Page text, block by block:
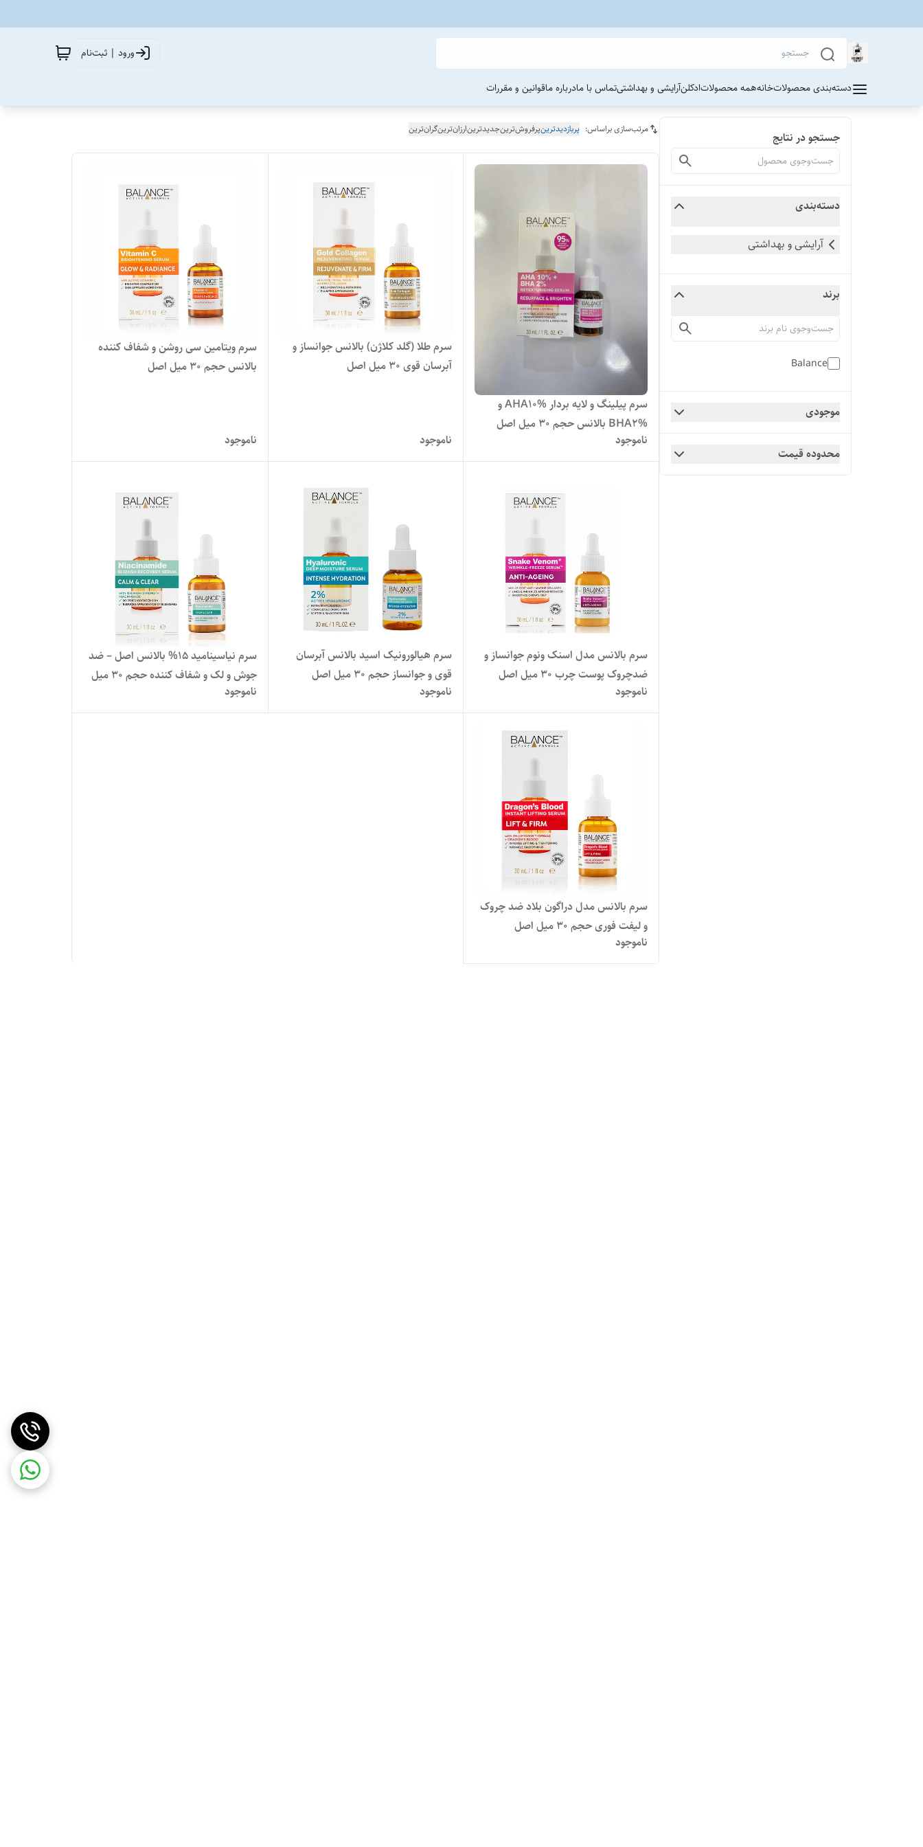
ورود | ثبت‌نام
دسته‌بندی محصولاتخانههمه محصولاتادکلنآرایشی و بهداشتیتماس با مادرباره ماقوانین و مقررات
جستجو در نتایج
دسته‌بندی
آرایشی و بهداشتی
برند
Balance
موجودی
محدوده قیمت
مرتب‌سازی براساس: پربازدیدترینپرفروش‌ترینجدیدترینارزان‌ترینگران‌ترین
سرم پیلینگ و لایه بردار AHA10% و
BHA2% بالانس حجم 30 میل اصل
ناموجود
سرم طلا (گلد کلاژن) بالانس جوانساز و
آبرسان قوی ۳۰ میل اصل
ناموجود
سرم ویتامین سی روشن و شفاف کننده
بالانس حجم 30 میل اصل
ناموجود
سرم بالانس مدل اسنک ونوم جوانساز و
ضدچروک پوست چرب 30 میل اصل
ناموجود
سرم هیالورونیک اسید بالانس آبرسان
قوی و جوانساز حجم 30 میل اصل
ناموجود
سرم نیاسینامید 15% بالانس اصل – ضد
جوش و لک و شفاف کننده حجم 30 میل
ناموجود
سرم بالانس مدل دراگون بلاد ضد چروک
و لیفت فوری حجم ۳۰ میل اصل
ناموجود